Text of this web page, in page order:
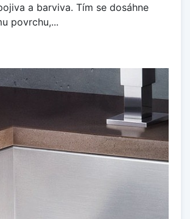
a barviva. Tím se dosáhne
povrchu,...